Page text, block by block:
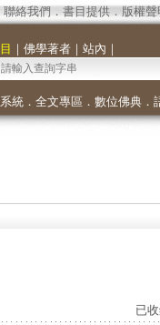
聯絡我們 ． 書目提供． 版權聲
｜ 佛學著者｜ 站內 ｜
統． 全文專區 ． 數位佛典．
已